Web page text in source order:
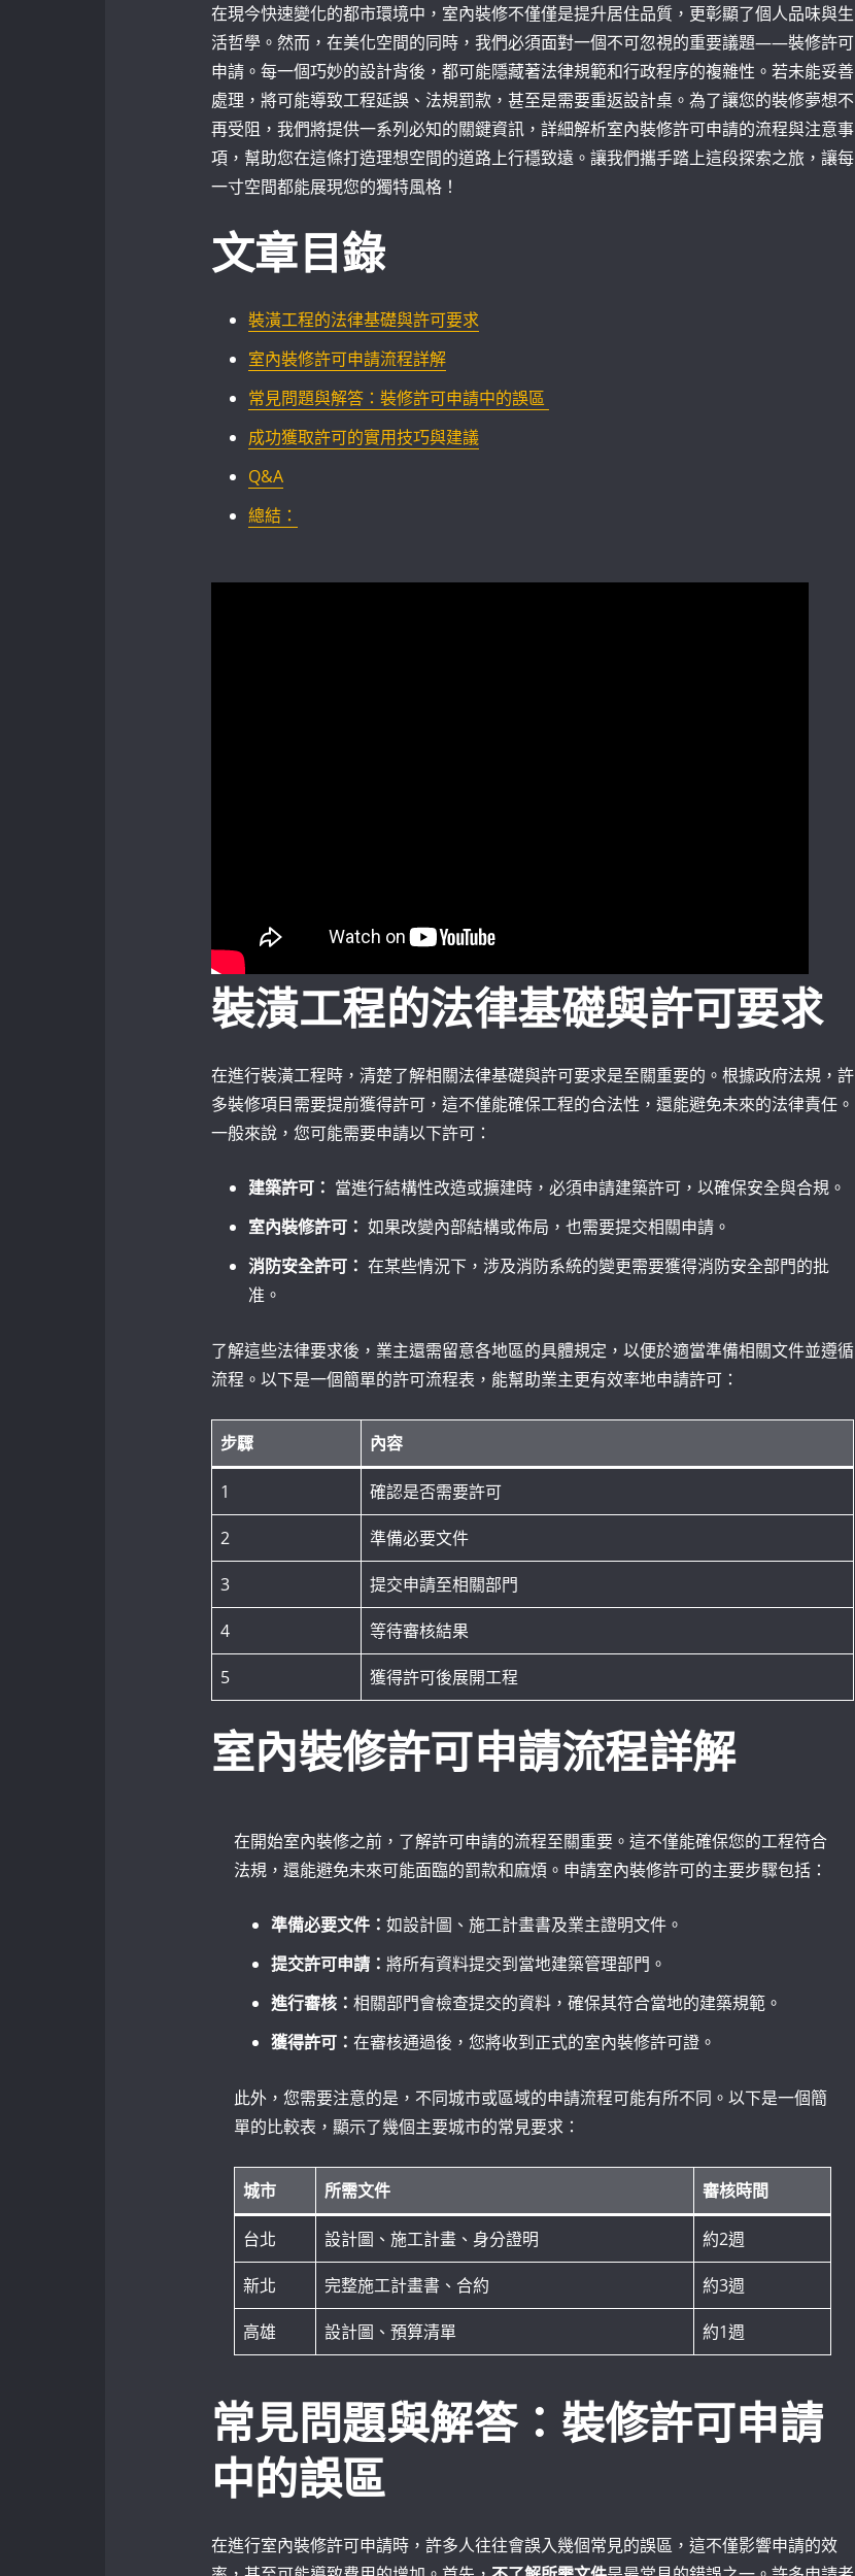
在現今快速變化的都市環境中，室內裝修不僅僅是提升居住品質，更彰顯了個人品味與生
活哲學。然而，在美化空間的同時，我們必須面對一個不可忽視的重要議題——裝修許可
申請。每一個巧妙的設計背後，都可能隱藏著法律規範和行政程序的複雜性。若未能妥善
處理，將可能導致工程延誤、法規罰款，甚至是需要重返設計桌。為了讓您的裝修夢想不
再受阻，我們將提供一系列必知的關鍵資訊，詳細解析室內裝修許可申請的流程與注意事
項，幫助您在這條打造理想空間的道路上行穩致遠。讓我們攜手踏上這段探索之旅，讓每
一寸空間都能展現您的獨特風格！
文章目錄
裝潢工程的法律基礎與許可要求⁢
室內裝修許可申請流程詳解‌
常見問題與解答：裝修許可申請中的誤區 ​
成功獲取許可的實用技巧與建議
Q&A
總結：
裝潢工程的法律基礎與許可要求
在進行裝潢工程時，清楚了解相關法律基礎與許可要求是至關重要的。根據政府法規，許
多裝修項目需要提前獲得許可，這不僅能確保工程的合法性，還能避免未來的法律責任。
一般來說，您可能需要申請以下許可：
建築許可： 當進行結構性改造或擴建時，必須申請建築許可，以確保安全與合規。
室內裝修許可： 如果改變內部結構或佈局，也需要提交相關申請。
消防安全許可： 在某些情況下，涉及消防系統的變更需要獲得消防安全部門的批
准。
了解這些法律要求後，業主還需留意各地區的具體規定，以便於適當準備相關文件並遵循
流程。以下是一個簡單的許可流程表，能幫助業主更有效率地申請許可：
步驟 內容
1 確認是否需要許可
2 準備必要文件
3 提交申請至相關部門
4 等待審核結果
5 獲得許可後展開工程
室內裝修許可申請流程詳解
在開始室內裝修之前，了解許可申請的流程至關重要。這不僅能確保您的工程符合
法規，還能避免未來可能面臨的罰款和麻煩。申請室內裝修許可的主要步驟包括：
準備必要文件： 如設計圖、施工計畫書及業主證明文件。
提交許可申請： 將所有資料提交到當地建築管理部門。
進行審核： 相關部門會檢查提交的資料，確保其符合當地的建築規範。
獲得許可： 在審核通過後，您將收到正式的室內裝修許可證。
此外，您需要注意的是，不同城市或區域的申請流程可能有所不同。以下是一個簡
單的比較表，顯示了幾個主要城市的常見要求：
城市 所需文件 審核時間
台北 設計圖、施工計畫、身分證明 約2週
新北 完整施工計畫書、合約 約3週
高雄 設計圖、預算清單 約1週
常見問題與解答：裝修許可申請
中的誤區
在進行室內裝修許可申請時，許多人往往會誤入幾個常見的誤區，這不僅影響申請的效